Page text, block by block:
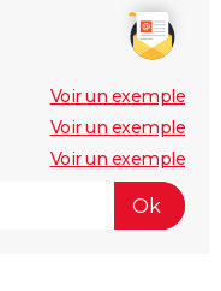
Voir un exemple
Voir un exemple
Voir un exemple